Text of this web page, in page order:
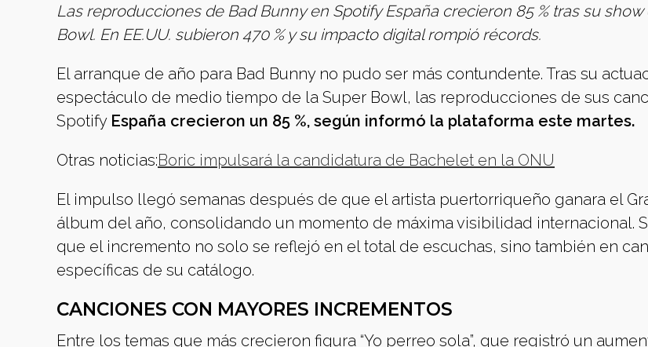
Las reproducciones de Bad Bunny en Spotify España crecieron 85 % tras su show
Bowl. En EE.UU. subieron 470 % y su impacto digital rompió récords.
El arranque de año para Bad Bunny no pudo ser más contundente. Tras su
espectáculo de medio tiempo de la Super Bowl, las reproducciones de sus
Spotify España crecieron un 85 %, según informó la plataforma este martes.
Otras noticias:Boric impulsará la candidatura de Bachelet en la ONU
El impulso llegó semanas después de que el artista puertorriqueño ganara el
álbum del año, consolidando un momento de máxima visibilidad internacional.
que el incremento no solo se reflejó en el total de escuchas, sino también en
específicas de su catálogo.
CANCIONES CON MAYORES INCREMENTOS
Entre los temas que más crecieron figura “Yo perreo sola”, que registró un